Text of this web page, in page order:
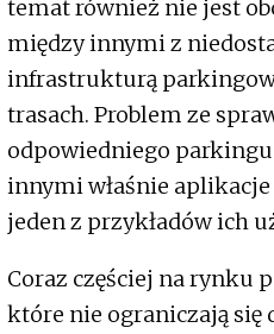
temat również nie jest
między innymi z
infrastrukturą
trasach. Problem ze
odpowiedniego
innymi właśnie
jeden z przykładów ich
Coraz częściej na rynku
które nie ograniczają się